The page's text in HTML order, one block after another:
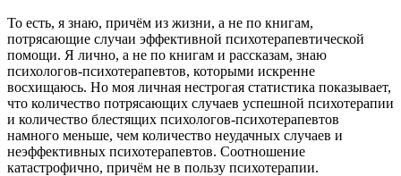
То есть, я знаю, причём из жизни, а не по книгам,
потрясающие случаи эффективной психотерапевтической
помощи. Я лично, а не по книгам и рассказам, знаю
психологов-психотерапевтов, которыми искренне
восхищаюсь. Но моя личная нестрогая статистика показывает,
что количество потрясающих случаев успешной психотерапии
и количество блестящих психологов-психотерапевтов
намного меньше, чем количество неудачных случаев и
неэффективных психотерапевтов. Соотношение
катастрофично, причём не в пользу психотерапии.